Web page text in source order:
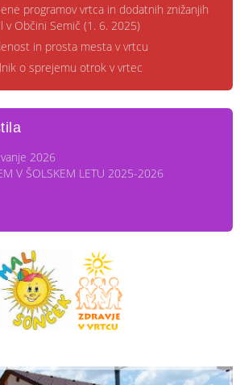
programov vrtca in dodatnih znižanjih
v Občini Semič (1. 6. 2025)
in prosta mesta v vrtcu
o sprejemu otrok v vrtec
2026
V ŠOLSKEM LETU 2025-2026